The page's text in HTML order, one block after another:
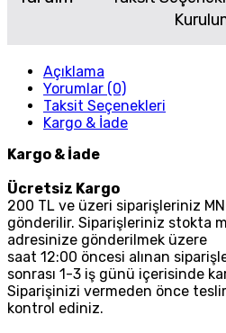
Açıklama
Yorumlar (0)
Taksit Seçenekleri
Kargo & İade
Kargo & İade
Ücretsiz Kargo
200 TL ve üzeri siparişleriniz
gönderilir. Siparişleriniz stokta
adresinize gönderilmek üzere
saat 12:00 öncesi alınan
sonrası 1-3 iş günü içerisinde
Siparişinizi vermeden önce
kontrol ediniz.